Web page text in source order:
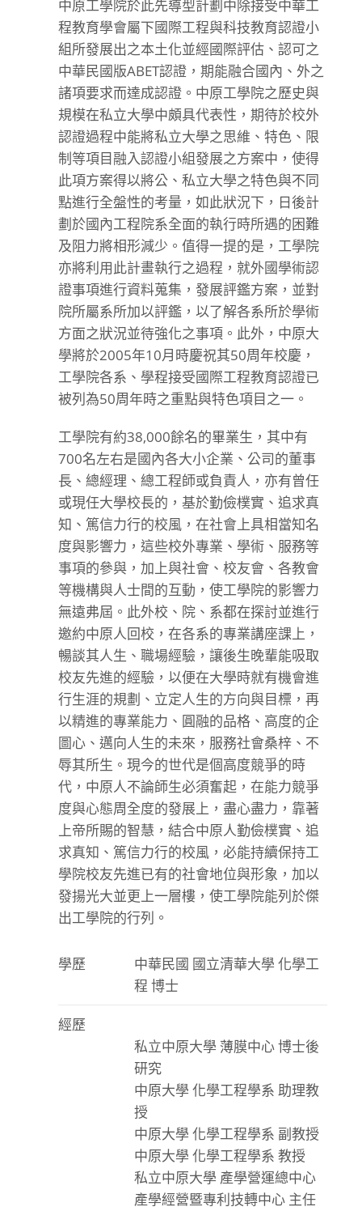
中原工學院於此先導型計劃中除接受中華工
程教育學會屬下國際工程與科技教育認證小
組所發展出之本土化並經國際評估、認可之
中華民國版ABET認證，期能融合國內、外之
諸項要求而達成認證。中原工學院之歷史與
規模在私立大學中頗具代表性，期待於校外
認證過程中能將私立大學之思維、特色、限
制等項目融入認證小組發展之方案中，使得
此項方案得以將公、私立大學之特色與不同
點進行全盤性的考量，如此狀況下，日後計
劃於國內工程院系全面的執行時所遇的困難
及阻力將相形減少。值得一提的是，工學院
亦將利用此計畫執行之過程，就外國學術認
證事項進行資料蒐集，發展評鑑方案，並對
院所屬系所加以評鑑，以了解各系所於學術
方面之狀況並待強化之事項。此外，中原大
學將於2005年10月時慶祝其50周年校慶，
工學院各系、學程接受國際工程教育認證已
被列為50周年時之重點與特色項目之一。
工學院有約38,000餘名的畢業生，其中有
700名左右是國內各大小企業、公司的董事
長、總經理、總工程師或負責人，亦有曾任
或現任大學校長的，基於勤儉樸實、追求真
知、篤信力行的校風，在社會上具相當知名
度與影響力，這些校外專業、學術、服務等
事項的參與，加上與社會、校友會、各教會
等機構與人士間的互動，使工學院的影響力
無遠弗屆。此外校、院、系都在探討並進行
邀約中原人回校，在各系的專業講座課上，
暢談其人生、職場經驗，讓後生晚輩能吸取
校友先進的經驗，以便在大學時就有機會進
行生涯的規劃、立定人生的方向與目標，再
以精進的專業能力、圓融的品格、高度的企
圖心、邁向人生的未來，服務社會桑梓、不
辱其所生。現今的世代是個高度競爭的時
代，中原人不論師生必須奮起，在能力競爭
度與心態周全度的發展上，盡心盡力，靠著
上帝所賜的智慧，結合中原人勤儉樸實、追
求真知、篤信力行的校風，必能持續保持工
學院校友先進已有的社會地位與形象，加以
發揚光大並更上一層樓，使工學院能列於傑
出工學院的行列。
學歷
中華民國 國立清華大學 化學工
程 博士
經歷
私立中原大學 薄膜中心 博士後
研究
中原大學 化學工程學系 助理教
授
中原大學 化學工程學系 副教授
中原大學 化學工程學系 教授
私立中原大學 產學營運總中心
產學經營暨專利技轉中心 主任